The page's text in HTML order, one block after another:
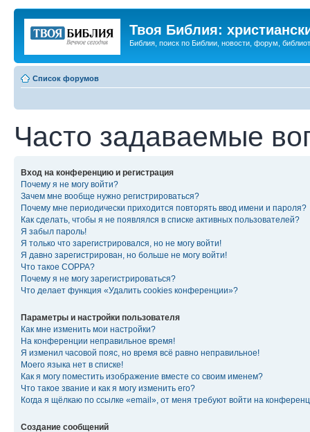
Твоя Библия:
Библия, поиск по Библии, новости, форум,
Список форумов
Часто задаваемые
Вход на конференцию и регистрация
Почему я не могу войти?
Зачем мне вообще нужно регистрироваться?
Почему мне периодически приходится повторять ввод имени и пароля?
Как сделать, чтобы я не появлялся в списке активных пользователей?
Я забыл пароль!
Я только что зарегистрировался, но не могу войти!
Я давно зарегистрирован, но больше не могу войти!
Что такое COPPA?
Почему я не могу зарегистрироваться?
Что делает функция «Удалить cookies конференции»?
Параметры и настройки пользователя
Как мне изменить мои настройки?
На конференции неправильное время!
Я изменил часовой пояс, но время всё равно неправильное!
Моего языка нет в списке!
Как я могу поместить изображение вместе со своим именем?
Что такое звание и как я могу изменить его?
Когда я щёлкаю по ссылке «email», от меня требуют войти на
Создание сообщений